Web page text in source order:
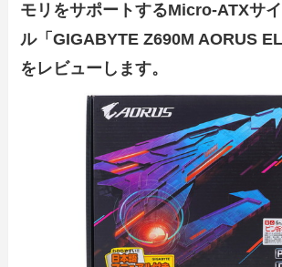
モリをサポートするMicro-ATXサ
ル「GIGABYTE Z690M AORUS
をレビューします。